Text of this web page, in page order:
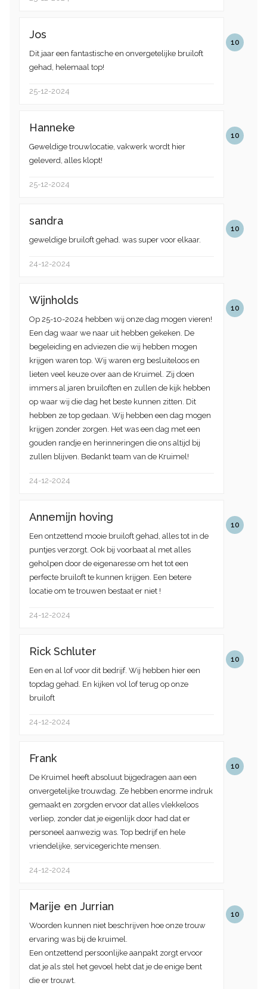
10
Jos
Dit jaar een fantastische en onvergetelijke bruiloft
gehad, helemaal top!
25-12-2024
10
Hanneke
Geweldige trouwlocatie, vakwerk wordt hier
geleverd, alles klopt!
25-12-2024
10
sandra
geweldige bruiloft gehad. was super voor elkaar.
24-12-2024
10
Wijnholds
Op 25-10-2024 hebben wij onze dag mogen vieren!
Een dag waar we naar uit hebben gekeken. De
begeleiding en adviezen die wij hebben mogen
krijgen waren top. Wij waren erg besluiteloos en
lieten veel keuze over aan de Kruimel. Zij doen
immers al jaren bruiloften en zullen de kijk hebben
op waar wij die dag het beste kunnen zitten. Dit
hebben ze top gedaan. Wij hebben een dag mogen
krijgen zonder zorgen. Het was een dag met een
gouden randje en herinneringen die ons altijd bij
zullen blijven. Bedankt team van de Kruimel!
24-12-2024
10
Annemijn hoving
Een ontzettend mooie bruiloft gehad, alles tot in de
puntjes verzorgt. Ook bij voorbaat al met alles
geholpen door de eigenaresse om het tot een
perfecte bruiloft te kunnen krijgen. Een betere
locatie om te trouwen bestaat er niet !
24-12-2024
10
Rick Schluter
Een en al lof voor dit bedrijf. Wij hebben hier een
topdag gehad. En kijken vol lof terug op onze
bruiloft
24-12-2024
10
Frank
De Kruimel heeft absoluut bijgedragen aan een
onvergetelijke trouwdag. Ze hebben enorme indruk
gemaakt en zorgden ervoor dat alles vlekkeloos
verliep, zonder dat je eigenlijk door had dat er
personeel aanwezig was. Top bedrijf en hele
vriendelijke, servicegerichte mensen.
24-12-2024
10
Marije en Jurrian
Woorden kunnen niet beschrijven hoe onze trouw
ervaring was bij de kruimel.
Een ontzettend persoonlijke aanpakt zorgt ervoor
dat je als stel het gevoel hebt dat je de enige bent
die er trouwt.